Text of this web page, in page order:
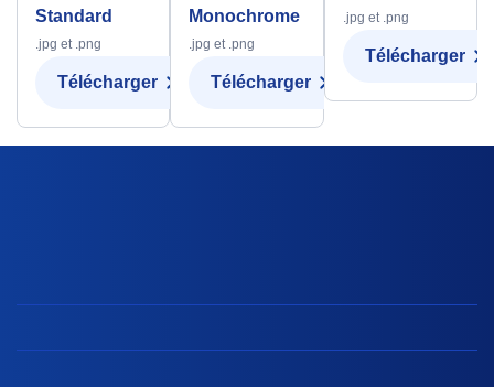
Standard
.jpg et .png
Télécharger
Monochrome
.jpg et .png
Télécharger
.jpg et .png
Télécharger